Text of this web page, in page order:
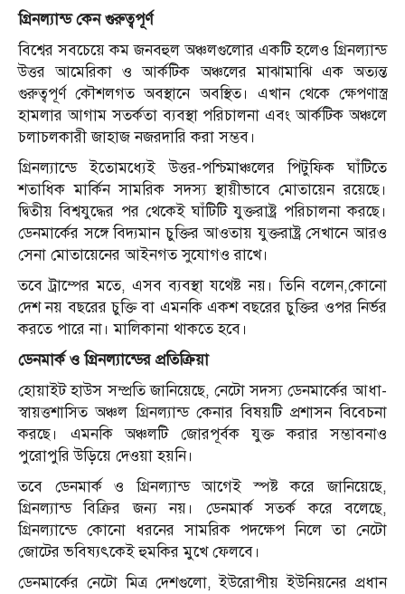
গ্রিনল্যান্ড কেন গুরুত্বপূর্ণ
বিশ্বের সবচেয়ে কম জনবহুল অঞ্চলগুলোর একটি হলেও গ্রিনল্যান্ড
উত্তর আমেরিকা ও আর্কটিক অঞ্চলের মাঝামাঝি এক অত্যন্ত
গুরুত্বপূর্ণ কৌশলগত অবস্থানে অবস্থিত। এখান থেকে ক্ষেপণাস্ত্র
হামলার আগাম সতর্কতা ব্যবস্থা পরিচালনা এবং আর্কটিক অঞ্চলে
চলাচলকারী জাহাজ নজরদারি করা সম্ভব।
গ্রিনল্যান্ডে ইতোমধ্যেই উত্তর-পশ্চিমাঞ্চলের পিটুফিক ঘাঁটিতে
শতাধিক মার্কিন সামরিক সদস্য স্থায়ীভাবে মোতায়েন রয়েছে।
দ্বিতীয় বিশ্বযুদ্ধের পর থেকেই ঘাঁটিটি যুক্তরাষ্ট্র পরিচালনা করছে।
ডেনমার্কের সঙ্গে বিদ্যমান চুক্তির আওতায় যুক্তরাষ্ট্র সেখানে আরও
সেনা মোতায়েনের আইনগত সুযোগও রাখে।
তবে ট্রাম্পের মতে, এসব ব্যবস্থা যথেষ্ট নয়। তিনি বলেন,কোনো
দেশ নয় বছরের চুক্তি বা এমনকি একশ বছরের চুক্তির ওপর নির্ভর
করতে পারে না। মালিকানা থাকতে হবে।
ডেনমার্ক ও গ্রিনল্যান্ডের প্রতিক্রিয়া
হোয়াইট হাউস সম্প্রতি জানিয়েছে, নেটো সদস্য ডেনমার্কের আধা-
স্বায়ত্তশাসিত অঞ্চল গ্রিনল্যান্ড কেনার বিষয়টি প্রশাসন বিবেচনা
করছে। এমনকি অঞ্চলটি জোরপূর্বক যুক্ত করার সম্ভাবনাও
পুরোপুরি উড়িয়ে দেওয়া হয়নি।
তবে ডেনমার্ক ও গ্রিনল্যান্ড আগেই স্পষ্ট করে জানিয়েছে,
গ্রিনল্যান্ড বিক্রির জন্য নয়। ডেনমার্ক সতর্ক করে বলেছে,
গ্রিনল্যান্ডে কোনো ধরনের সামরিক পদক্ষেপ নিলে তা নেটো
জোটের ভবিষ্যৎকেই হুমকির মুখে ফেলবে।
ডেনমার্কের নেটো মিত্র দেশগুলো, ইউরোপীয় ইউনিয়নের প্রধান